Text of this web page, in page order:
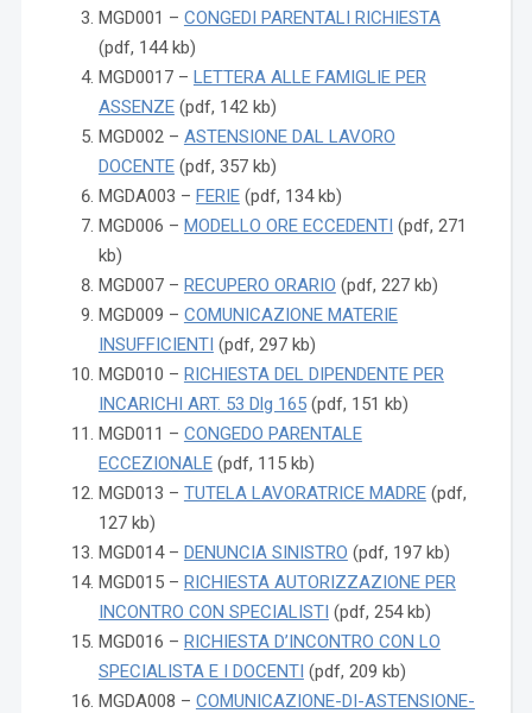
MGD001 – CONGEDI PARENTALI RICHIESTA
(pdf, 144 kb)
MGD0017 – LETTERA ALLE FAMIGLIE PER
ASSENZE(pdf, 142 kb)
MGD002 – ASTENSIONE DAL LAVORO
DOCENTE(pdf, 357 kb)
MGDA003 – FERIE (pdf, 134 kb)
MGD006 – MODELLO ORE ECCEDENTI (pdf, 271
kb)
MGD007 – RECUPERO ORARIO (pdf, 227 kb)
MGD009 – COMUNICAZIONE MATERIE
INSUFFICIENTI (pdf, 297 kb)
MGD010 – RICHIESTA DEL DIPENDENTE PER
INCARICHI ART. 53 Dlg 165(pdf, 151 kb)
MGD011 – CONGEDO PARENTALE
ECCEZIONALE(pdf, 115 kb)
MGD013 – TUTELA LAVORATRICE MADRE(pdf,
127 kb)
MGD014 – DENUNCIA SINISTRO (pdf, 197 kb)
MGD015 – RICHIESTA AUTORIZZAZIONE PER
INCONTRO CON SPECIALISTI (pdf, 254 kb)
MGD016 – RICHIESTA D’INCONTRO CON LO
SPECIALISTA E I DOCENTI (pdf, 209 kb)
MGDA008 – COMUNICAZIONE-DI-ASTENSIONE-